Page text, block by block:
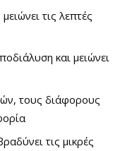
τις λεπτές
και μειώνει
τους διάφορους
τις μικρές